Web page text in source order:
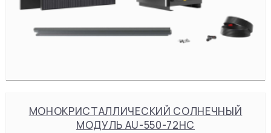
МОНОКРИСТАЛЛИЧЕСКИЙ СОЛНЕЧНЫЙ
МОДУЛЬ AU-550-72HC